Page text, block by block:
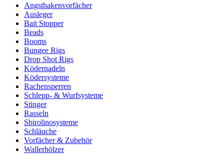
Angsthakenvorfächer
Ausleger
Bait Stopper
Beads
Booms
Bungee Rigs
Drop Shot Rigs
Ködernadeln
Ködersysteme
Rachensperren
Schlepp- & Wurfsysteme
Stinger
Rasseln
Sbirolinosysteme
Schläuche
Vorfächer & Zubehör
Wallerhölzer